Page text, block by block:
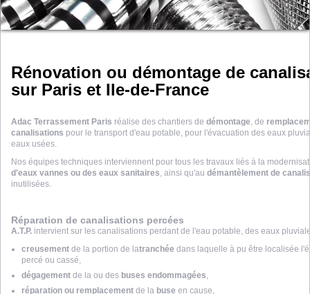
Rénovation ou démontage de
sur Paris et Ile-de-France
Adac Terrassement Paris réalise des chantiers de démontage, de
canalisations pour le transport d'eau potable, pour l'évacuation des eaux
eaux usées.
Nos équipes techniques interviennent pour tous les travaux liés à la
d'eaux vannes ou des eaux sanitaires, ainsi qu'au démantèlement de
inutilisées.
Réparation de canalisations percées
A.T.P. intervient sur les canalisations perdant de l'eau potable, des eaux
creusement de la portion de latranchée dans laquelle à pu être localisée
percé ou cassé,
dégagement de la ou des buses endommagées,
réparation ou remplacement de la buse en cause,